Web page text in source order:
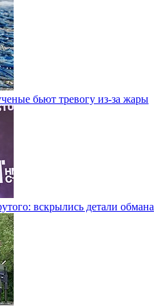
бьют тревогу из-за жары
вскрылись детали обмана